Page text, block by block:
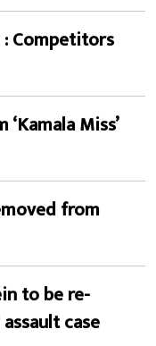
: Competitors
Miss’
from
to be re-
case